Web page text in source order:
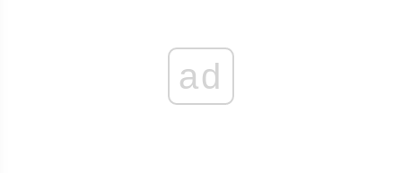
ad